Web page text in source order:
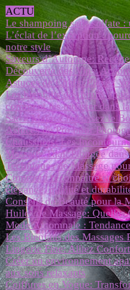
ACTU
Le shampoing sans sulfate
L’éclat de l’exception :
notre style
Saveurs d’Automne:
Découverte des Vins:
Astuces de Chefs: Élevez
Les bienfaits des bruits
comment les intégrer dans
Sac à Main: Choisissez le
Astuces de Pro pour
Chaussures: Les
Massage Thaï: Plongée
Techniques de Massage
Comment reconnaître et
élégance, qualité et
Conseils de Beauté pour la
Huiles de Massage:
Mode Automnale :
Les Bienfaits des Massages
Lingerie Fine: Alliez
Créer un environnement
aux sons relaxants
Coiffures en Vogue: